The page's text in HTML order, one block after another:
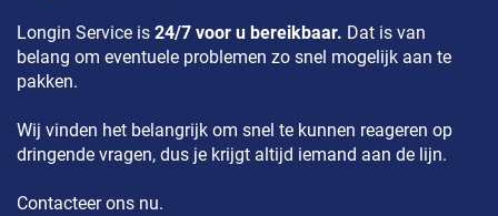
Longin Service is 24/7 voor u bereikbaar. Dat is van
belang om eventuele problemen zo snel mogelijk aan te
pakken.
Wij vinden het belangrijk om snel te kunnen reageren op
dringende vragen, dus je krijgt altijd iemand aan de lijn.
Contacteer ons nu.